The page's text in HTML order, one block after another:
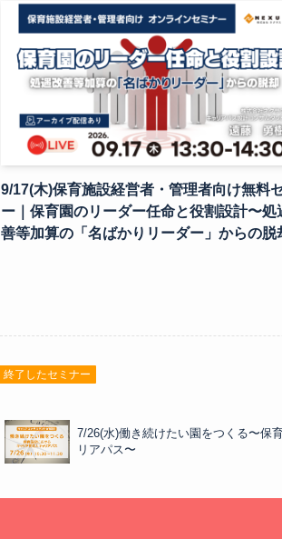
9/17(木)保育施設経営者・管理者向け無料
ー｜保育園のリーダー任命と役割設計〜処
善等加算の「名ばかりリーダー」からの脱
終了したセミナー
7/26(水)働き続けたい園をつくる〜保
リアパス〜